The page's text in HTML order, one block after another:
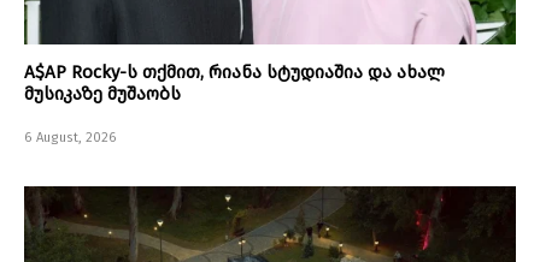
A$AP Rocky-ს თქმით, რიანა სტუდიაშია და ახალ
მუსიკაზე მუშაობს
6 August, 2026